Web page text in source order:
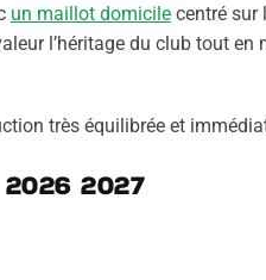
un maillot domicilecentré sur
l’héritage du club tout en
très équilibrée et
2027